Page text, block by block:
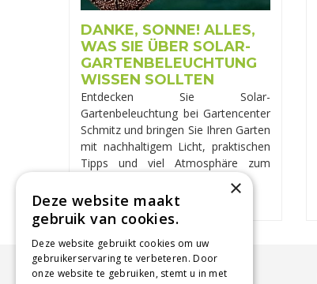
DANKE, SONNE! ALLES,
WAS SIE ÜBER SOLAR-
GARTENBELEUCHTUNG
WISSEN SOLLTEN
Entdecken Sie Solar-
Gartenbeleuchtung bei Gartencenter
Schmitz und bringen Sie Ihren Garten
mit nachhaltigem Licht, praktischen
Tipps und viel Atmosphäre zum
Lesen Sie mehr ...
ÖFFNUNGSZEITEN
×
Deze website maakt
gebruik van cookies.
Deze website gebruikt cookies om uw
gebruikerservaring te verbeteren. Door
onze website te gebruiken, stemt u in met